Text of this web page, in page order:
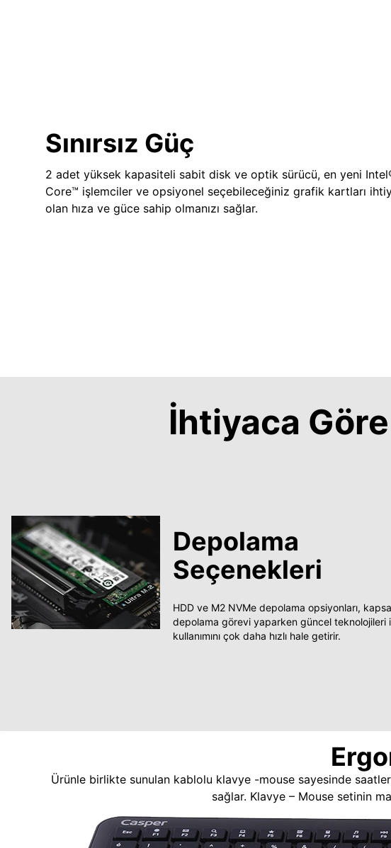
Sınırsız Güç
2 adet yüksek kapasiteli sabit disk ve optik sürücü, en yeni
Core™ işlemciler ve opsiyonel seçebileceğiniz grafik kartları
olan hıza ve güce sahip olmanızı sağlar.
İhtiyaca
Depolama
Seçenekleri
HDD ve M2 NVMe depolama opsiyonları,
depolama görevi yaparken güncel teknolojileri
kullanımını çok daha hızlı hale getirir.
Ürünle birlikte sunulan kablolu klavye -mouse sayesinde
sağlar. Klavye – Mouse setinin